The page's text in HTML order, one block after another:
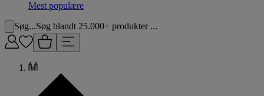
Mest populære
Søg...Søg blandt 25.000+ produkter ...